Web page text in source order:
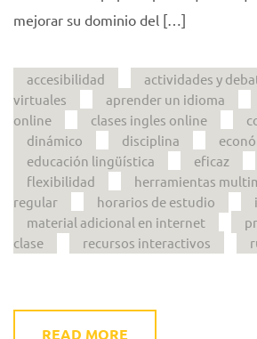
mejorar su dominio del […]
accesibilidad
actividades y
virtuales
aprender un idioma
online
clases ingles online
dinámico
disciplina
educación lingüística
eficaz
flexibilidad
herramientas
regular
horarios de estudio
material adicional en internet
clase
recursos interactivos
READ MORE